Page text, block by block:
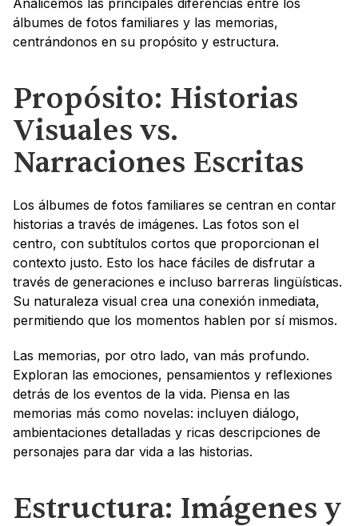
Analicemos las principales diferencias entre los
álbumes de fotos familiares y las memorias,
centrándonos en su propósito y estructura.
Propósito: Historias
Visuales vs.
Narraciones Escritas
Los álbumes de fotos familiares se centran en contar
historias a través de imágenes. Las fotos son el
centro, con subtítulos cortos que proporcionan el
contexto justo. Esto los hace fáciles de disfrutar a
través de generaciones e incluso barreras lingüísticas.
Su naturaleza visual crea una conexión inmediata,
permitiendo que los momentos hablen por sí mismos.
Las memorias, por otro lado, van más profundo.
Exploran las emociones, pensamientos y reflexiones
detrás de los eventos de la vida. Piensa en las
memorias más como novelas: incluyen diálogo,
ambientaciones detalladas y ricas descripciones de
personajes para dar vida a las historias.
Estructura: Imágenes y